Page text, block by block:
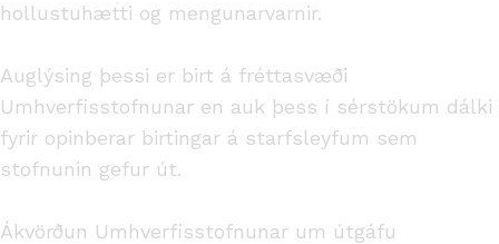
hollustuhætti og mengunarvarnir.
Auglýsing þessi er birt á fréttasvæði
Umhverfisstofnunar en auk þess í sérstökum dálki
fyrir opinberar birtingar á starfsleyfum sem
stofnunin gefur út.
Ákvörðun Umhverfisstofnunar um útgáfu